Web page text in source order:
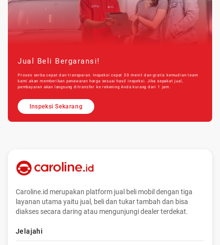
Jual Beli Bergaransi!
Proses serba cepat dan transparan. Inspeksi cepat 30 menit dan gratis kemudian team
kami akan memberikan penawaran harga sesuai hasil inspeksi. Jika sepakat jual,
pembayaran akan langsung ditransfer ke rekening Anda kurang dari 1 jam.
Inspeksi Sekarang
Caroline.id merupakan platform jual beli mobil dengan tiga
layanan utama yaitu jual, beli dan tukar tambah dan bisa
diakses secara daring atau mengunjungi dealer terdekat.
Jelajahi